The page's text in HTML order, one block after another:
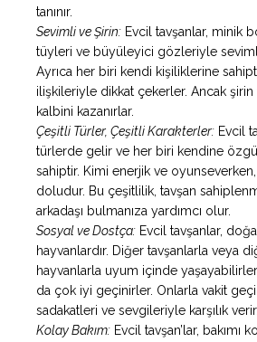
tanınır.
Sevimli ve Şirin: Evcil tavşanlar, minik
tüyleri ve büyüleyici gözleriyle
Ayrıca her biri kendi kişiliklerine
ilişkileriyle dikkat çekerler. Ancak şirin
kalbini kazanırlar.
Çeşitli Türler, Çeşitli Karakterler: Evcil
türlerde gelir ve her biri kendine
sahiptir. Kimi enerjik ve
doludur. Bu çeşitlilik, tavşan
arkadaşı bulmanıza yardımcı olur.
Sosyal ve Dostça: Evcil tavşanlar,
hayvanlardır. Diğer tavşanlarla veya
hayvanlarla uyum içinde
da çok iyi geçinirler. Onlarla vakit
sadakatleri ve sevgileriyle karşılık verir.
Kolay Bakım: Evcil tavşan’lar, bakımı